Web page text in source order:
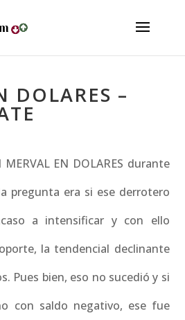
DOLARES –
EN DOLARES durante
pregunta era si ese derrotero
a intensificar y con ello
la tendencial declinante
Pues bien, eso no sucedió y si
con saldo negativo, ese fue